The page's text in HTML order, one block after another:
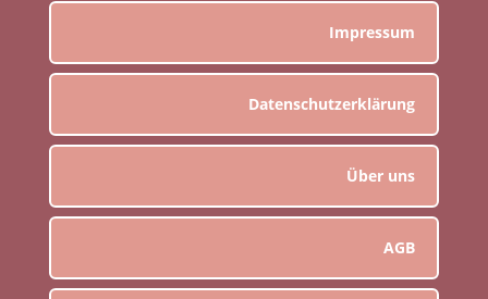
Impressum
Datenschutzerklärung
Über uns
AGB